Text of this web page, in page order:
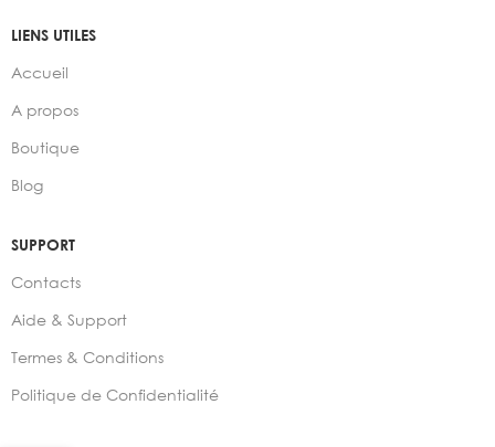
LIENS UTILES
Accueil
A propos
Boutique
Blog
SUPPORT
Contacts
Aide & Support
Termes & Conditions
Politique de Confidentialité